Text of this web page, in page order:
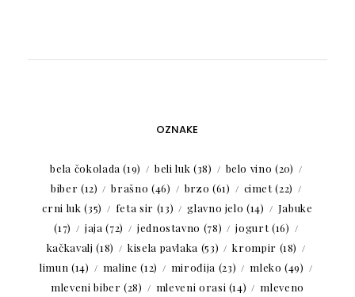
OZNAKE
bela čokolada (19) beli luk (38) belo vino (20)
biber (12) brašno (46) brzo (61) cimet(22)
crni luk (35) feta sir (13) glavno jelo (14)
Jabuke
(17)
jaja (72) jednostavno (78) jogurt(16)
kačkavalj (18) kisela pavlaka (53) krompir (18)
limun (14) maline (12) mirođija (23) mleko (49)
mleveni biber (28) mleveni orasi (14) mleveno